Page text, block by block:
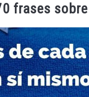
frases